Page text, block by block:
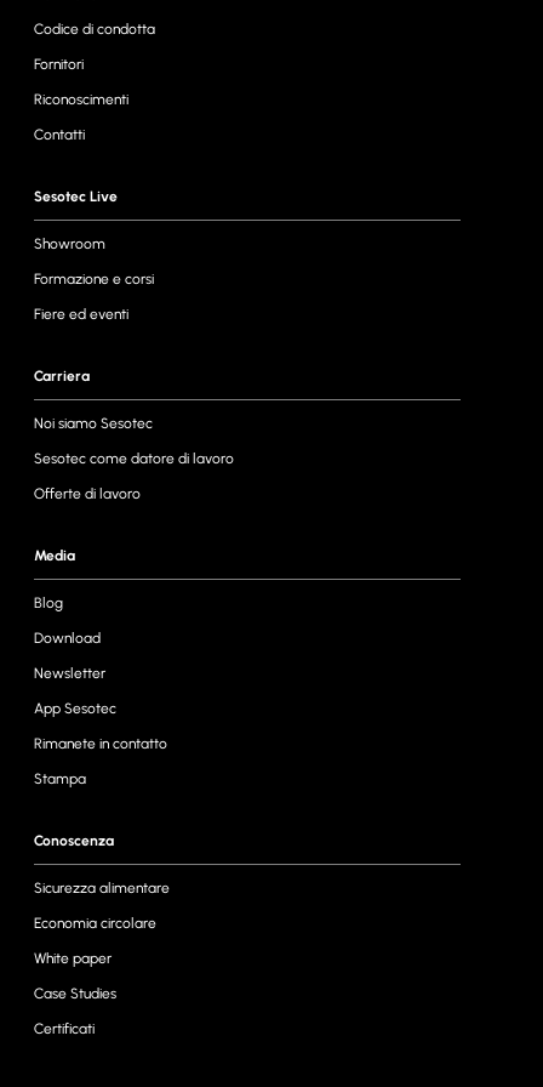
Codice di condotta
Fornitori
Riconoscimenti
Contatti
Sesotec Live
Showroom
Formazione e corsi
Fiere ed eventi
Carriera
Noi siamo Sesotec
Sesotec come datore di lavoro
Offerte di lavoro
Media
Blog
Download
Newsletter
App Sesotec
Rimanete in contatto
Stampa
Conoscenza
Sicurezza alimentare
Economia circolare
White paper
Case Studies
Certificati